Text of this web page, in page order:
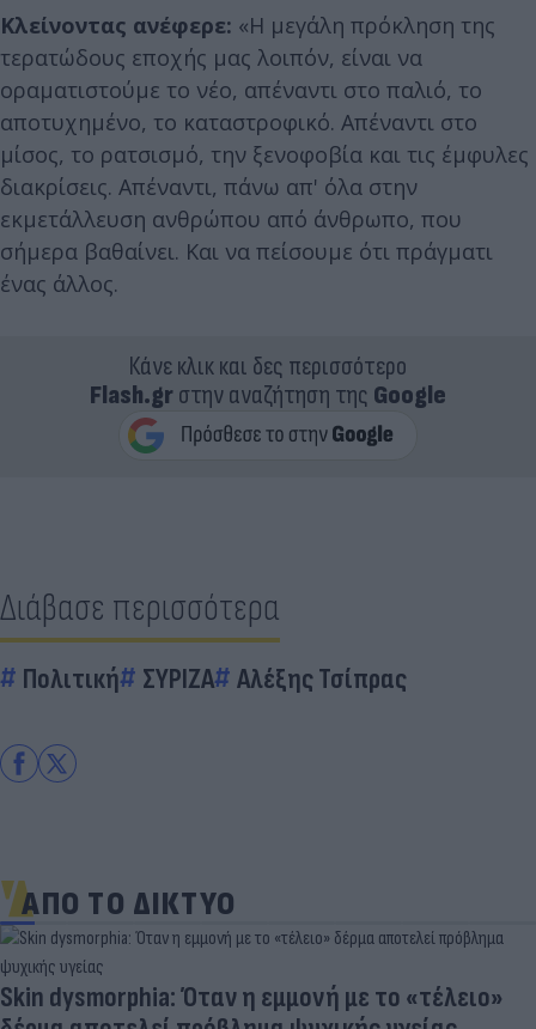
Κλείνοντας ανέφερε: «Η μεγάλη πρόκληση της
τερατώδους εποχής μας λοιπόν, είναι να
οραματιστούμε το νέο, απέναντι στο παλιό, το
αποτυχημένο, το καταστροφικό. Απέναντι στο
μίσος, το ρατσισμό, την ξενοφοβία και τις έμφυλες
διακρίσεις. Απέναντι, πάνω απ' όλα στην
εκμετάλλευση ανθρώπου από άνθρωπο, που
σήμερα βαθαίνει. Και να πείσουμε ότι πράγματι
ένας άλλος.
Κάνε κλικ και δες περισσότερο
Flash.grστην αναζήτηση της Google
Διάβασε περισσότερα
Πολιτική ΣΥΡΙΖΑ Αλέξης Τσίπρας
ΑΠΟ ΤΟ ΔΙΚΤΥΟ
Skin dysmorphia: Όταν η εμμονή με το «τέλειο»